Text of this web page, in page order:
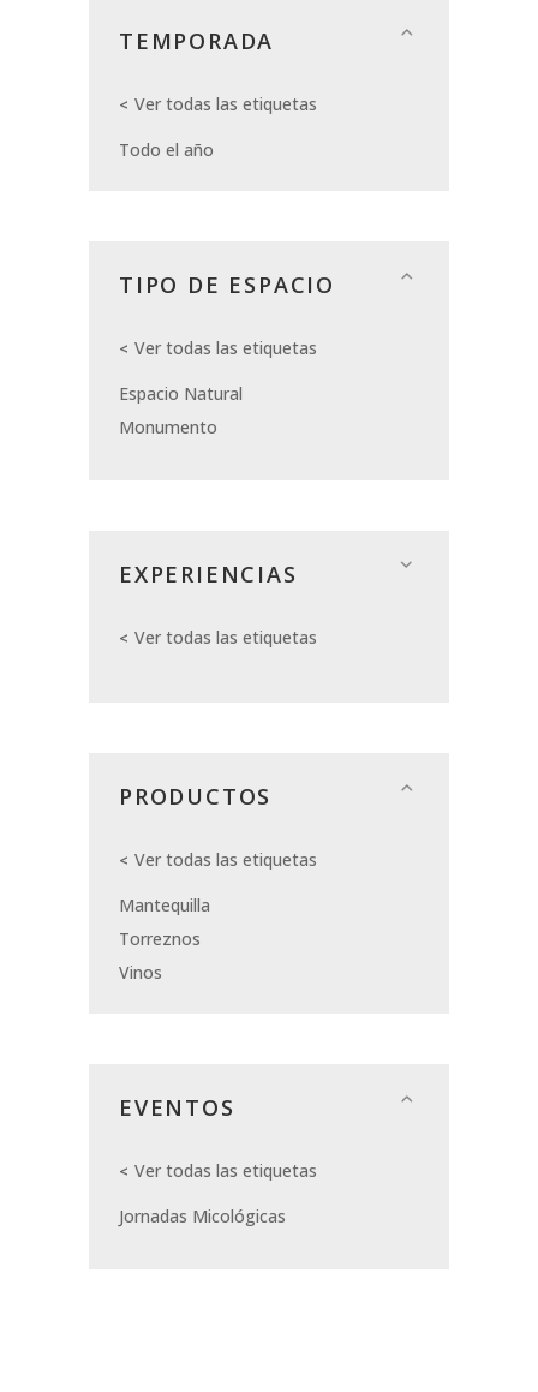
TEMPORADA
Ver todas las etiquetas
Todo el año
TIPO DE ESPACIO
Ver todas las etiquetas
Espacio Natural
Monumento
EXPERIENCIAS
Ver todas las etiquetas
PRODUCTOS
Ver todas las etiquetas
Mantequilla
Torreznos
Vinos
EVENTOS
Ver todas las etiquetas
Jornadas Micológicas